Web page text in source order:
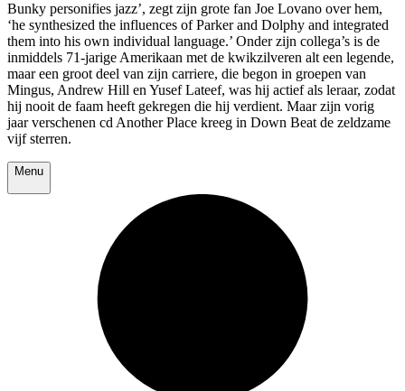
Bunky personifies jazz’, zegt zijn grote fan Joe Lovano over hem,
‘he synthesized the influences of Parker and Dolphy and integrated
them into his own individual language.’ Onder zijn collega’s is de
inmiddels 71-jarige Amerikaan met de kwikzilveren alt een legende,
maar een groot deel van zijn carriere, die begon in groepen van
Mingus, Andrew Hill en Yusef Lateef, was hij actief als leraar, zodat
hij nooit de faam heeft gekregen die hij verdient. Maar zijn vorig
jaar verschenen cd Another Place kreeg in Down Beat de zeldzame
vijf sterren.
Menu